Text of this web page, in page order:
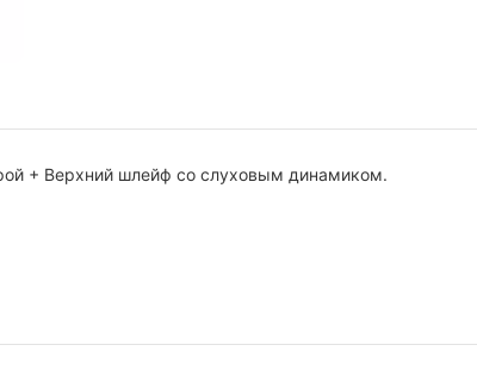
+ Верхний шлейф со слуховым динамиком.